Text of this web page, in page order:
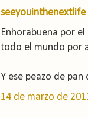
seeyouinthenextlife
Enhorabuena por
todo el mundo por
Y ese peazo de pan
14 de marzo de